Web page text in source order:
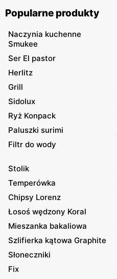
Popularne produkty
Naczynia kuchenne
Smukee
Ser El pastor
Herlitz
Grill
Sidolux
Ryż Konpack
Paluszki surimi
Filtr do wody
Stolik
Temperówka
Chipsy Lorenz
Łosoś wędzony Koral
Mieszanka bakaliowa
Szlifierka kątowa Graphite
Słoneczniki
Fix